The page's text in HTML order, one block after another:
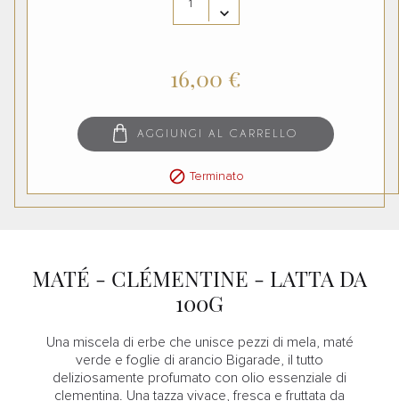
16,00 €
AGGIUNGI AL CARRELLO
 Terminato
MATÉ - CLÉMENTINE - LATTA DA
100G
Una miscela di erbe che unisce pezzi di mela, maté
verde e foglie di arancio Bigarade, il tutto
deliziosamente profumato con olio essenziale di
clementina. Una tazza vivace, fresca e fruttata da